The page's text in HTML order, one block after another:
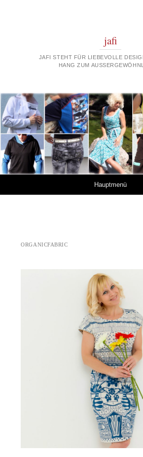
jafi
JAFI STEHT FÜR LIEBEVOLLE
HANG ZUM
Hauptmenü
ORGANICFABRIC